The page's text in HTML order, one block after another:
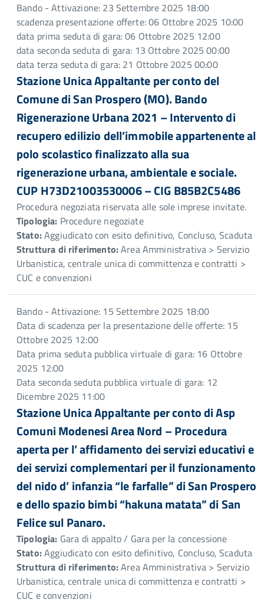
Bando - Attivazione: 23 Settembre 2025 18:00
scadenza presentazione offerte: 06 Ottobre 2025 10:00
data prima seduta di gara: 06 Ottobre 2025 12:00
data seconda seduta di gara: 13 Ottobre 2025 00:00
data terza seduta di gara: 21 Ottobre 2025 00:00
Stazione Unica Appaltante per conto del
Comune di San Prospero (MO). Bando
Rigenerazione Urbana 2021 – Intervento di
recupero edilizio dell’immobile appartenente al
polo scolastico finalizzato alla sua
rigenerazione urbana, ambientale e sociale.
CUP H73D21003530006 – CIG B85B2C5486
Procedura negoziata riservata alle sole imprese invitate.
Tipologia: Procedure negoziate
Stato:Aggiudicato con esito definitivo, Concluso, Scaduta
Struttura di riferimento:Area Amministrativa > Servizio
Urbanistica, centrale unica di committenza e contratti >
CUC e convenzioni
Bando - Attivazione: 15 Settembre 2025 18:00
Data di scadenza per la presentazione delle offerte: 15
Ottobre 2025 12:00
Data prima seduta pubblica virtuale di gara: 16 Ottobre
2025 12:00
Data seconda seduta pubblica virtuale di gara: 12
Dicembre 2025 11:00
Stazione Unica Appaltante per conto di Asp
Comuni Modenesi Area Nord – Procedura
aperta per l’ affidamento dei servizi educativi e
dei servizi complementari per il funzionamento
del nido d’ infanzia “le farfalle” di San Prospero
e dello spazio bimbi “hakuna matata” di San
Felice sul Panaro.
Tipologia: Gara di appalto / Gara per la concessione
Stato:Aggiudicato con esito definitivo, Concluso, Scaduta
Struttura di riferimento:Area Amministrativa > Servizio
Urbanistica, centrale unica di committenza e contratti >
CUC e convenzioni